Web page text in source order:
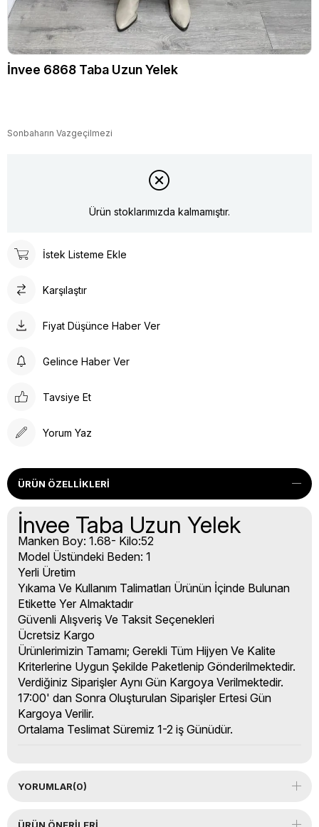
İnvee 6868 Taba Uzun Yelek
Sonbaharın Vazgeçilmezi
Ürün stoklarımızda kalmamıştır.
İstek Listeme Ekle
Karşılaştır
Fiyat Düşünce Haber Ver
Gelince Haber Ver
Tavsiye Et
Yorum Yaz
ÜRÜN ÖZELLIKLERI
İnvee Taba Uzun Yelek
Manken Boy: 1.68- Kilo:52
Model Üstündeki Beden: 1
Yerli Üretim
Yıkama Ve Kullanım Talimatları Ürünün İçinde Bulunan
Etikette Yer Almaktadır
Güvenli Alışveriş Ve Taksit Seçenekleri
Ücretsiz Kargo
Ürünlerimizin Tamamı; Gerekli Tüm Hijyen Ve Kalite
Kriterlerine Uygun Şekilde Paketlenip Gönderilmektedir.
Verdiğiniz Siparişler Aynı Gün Kargoya Verilmektedir.
17:00' dan Sonra Oluşturulan Siparişler Ertesi Gün
Kargoya Verilir.
Ortalama Teslimat Süremiz 1-2 iş Günüdür.
YORUMLAR(0)